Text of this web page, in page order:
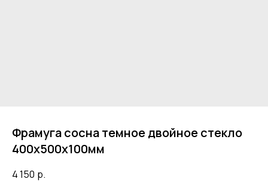
Фрамуга сосна темное двойное стекло
400х500х100мм
4 150 р.